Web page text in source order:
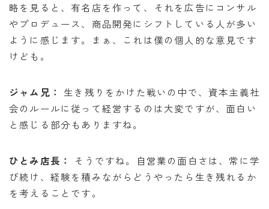
略を見ると、有名店を作って、それを広告にコンサル
やプロデュース、商品開発にシフトしている人が多い
ように感じます。まぁ、これは僕の個人的な意見です
けども。
ジャム兄：
生き残りをかけた戦いの中で、資本主義社
会のルールに従って経営するのは大変ですが、面白い
と感じる部分もありますね。
ひとみ店長：
そうですね。自営業の面白さは、常に学
び続け、経験を積みながらどうやったら生き残れるか
を考えることです。